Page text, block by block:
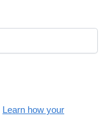
Learn how your